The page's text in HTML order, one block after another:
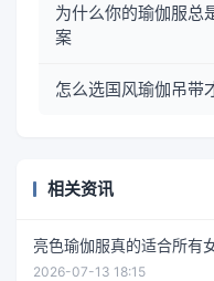
为什么你的瑜伽服总
案
怎么选国风瑜伽吊带
相关资讯
亮色瑜伽服真的适合所有
2026-07-13 18:15